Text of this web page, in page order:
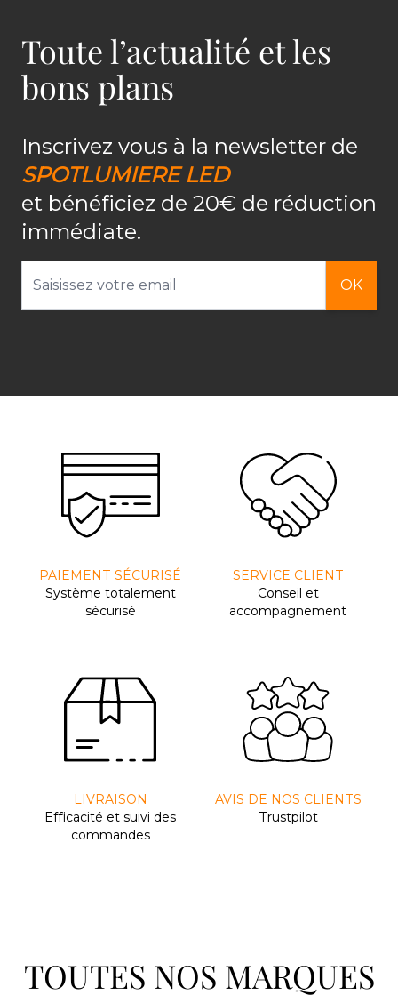
Toute l’actualité et les
bons plans
Inscrivez vous à la newsletter de
SPOTLUMIERE LED
et bénéficiez de 20€ de réduction
immédiate.
OK
PAIEMENT SÉCURISÉ
Système totalement
sécurisé
SERVICE CLIENT
Conseil et
accompagnement
LIVRAISON
Efﬁcacité et suivi des
commandes
AVIS DE NOS CLIENTS
Trustpilot
TOUTES NOS MARQUES